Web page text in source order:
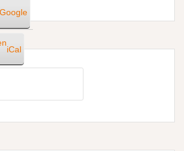
Google
iCal